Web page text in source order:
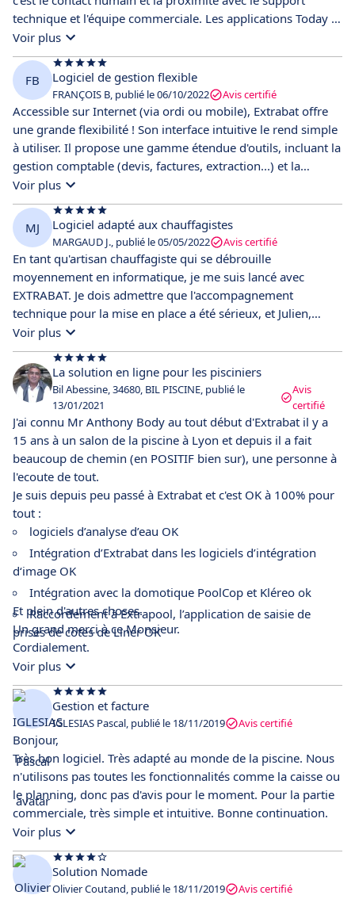
technique et l'équipe commerciale. Les applications Today et
Extradoc simplifient énormément notre gestion quotidienne
!
Voir plus
FB Logiciel de gestion flexible
FRANÇOIS B, publié le 06/10/2022 Avis certifié
Accessible sur Internet (via ordi ou mobile), Extrabat offre
une grande flexibilité ! Son interface intuitive le rend simple
à utiliser. Il propose une gamme étendue d'outils, incluant la
gestion comptable (devis, factures, extraction...) et la
gestion commerciale (agenda, planning, notifications,
optimisation des déplacements pour les rendez-vous
clients...).
Voir plus
MJ Logiciel adapté aux chauffagistes
MARGAUD J., publié le 05/05/2022 Avis certifié
En tant qu'artisan chauffagiste qui se débrouille
moyennement en informatique, je me suis lancé avec
EXTRABAT. Je dois admettre que l'accompagnement
technique pour la mise en place a été sérieux, et Julien,
chargé de la formation, s'est avéré très agréable, à l'écoute
et compétent. Les fonctionnalités de ce logiciel sont bien au-
delà de ce à quoi je m'attendais, et son utilisation est assez
intuitive. Cependant, je sais que je devrai vraiment
m'investir sérieusement dans une formation pour en
exploiter tout le potentiel !
Voir plus
La solution en ligne pour les pisciniers
Bil Abessine, 34680, BIL PISCINE, publié le
13/01/2021
Avis
certifié
J'ai connu Mr Anthony Body au tout début d'Extrabat il y a
15 ans à un salon de la piscine à Lyon et depuis il a fait
beaucoup de chemin (en POSITIF bien sur), une personne à
l'ecoute de tout.
Je suis depuis peu passé à Extrabat et c'est OK à 100% pour
tout :
logiciels d’analyse d’eau OK
Intégration d’Extrabat dans les logiciels d’intégration
d‘image OK
Intégration avec la domotique PoolCop et Kléreo ok
Raccordement à Extrapool, l’application de saisie de
prises de cotes de Liner OK
Et plein d'autres choses.
Un grand merci à ce Monsieur.
Cordialement.
Voir plus
Gestion et facture
IGLESIAS Pascal, publié le 18/11/2019 Avis certifié
Bonjour,
Très bon logiciel. Très adapté au monde de la piscine. Nous
n'utilisons pas toutes les fonctionnalités comme la caisse ou
le planning, donc pas d'avis pour le moment. Pour la partie
commerciale, très simple et intuitive. Bonne continuation.
Voir plus
Solution Nomade
Olivier Coutand, publié le 18/11/2019 Avis certifié